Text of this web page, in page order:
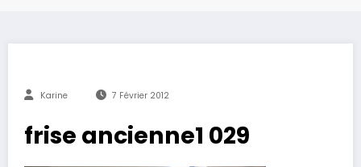
Karine 7 Février 2012
frise ancienne1 029